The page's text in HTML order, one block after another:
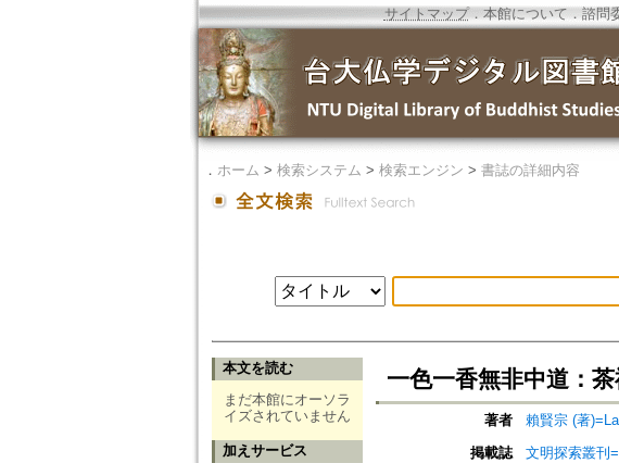
サイトマップ．本館について ． 諮問
． ホーム > 検索システム > 検索エンジン > 書誌の詳細内容
本文を読む
まだ本館にオーソラ
イズされていません
加えサービス
一色一香無非中道：
著者
賴賢宗 (著
掲載誌
文明探索叢刊